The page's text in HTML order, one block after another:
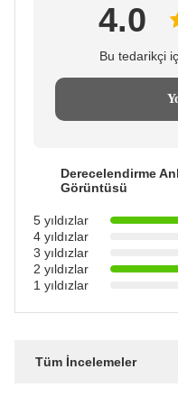
4.0
Bu tedarikçi
Derecelendirme
Görüntüsü
5 yıldızlar
4 yıldızlar
3 yıldızlar
2 yıldızlar
1 yıldızlar
Tüm İncelemeler